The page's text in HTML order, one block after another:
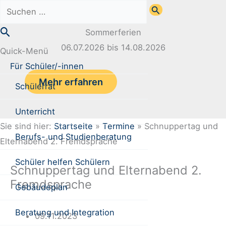
Zum
springen
Suchen
Suchen
Quick-Menü
Für Schüler/-innen
Schülerrat
Unterricht
Berufs- und Studienberatung
Schüler helfen Schülern
Gebäudeplan
Beratung und Integration
Sommerferien
06.07.2026 bis 14.08.2026
Mehr erfahren
Sie sind hier: Startseite » Termine » Schnuppertag und
Elternabend 2. Fremdsprache
Schnuppertag und Elternabend 2.
Fremdsprache
09.11.2023